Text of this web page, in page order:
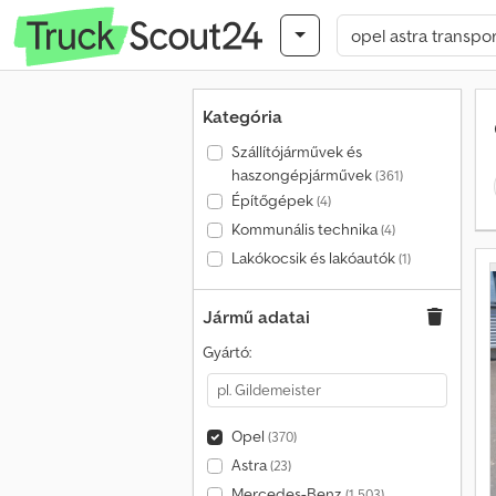
Kategória
Szállítójárművek és
haszongépjárművek(361)
Építőgépek(4)
Kommunális technika(4)
Lakókocsik és lakóautók(1)
Jármű adatai
Gyártó:
Opel (370)
Astra(23)